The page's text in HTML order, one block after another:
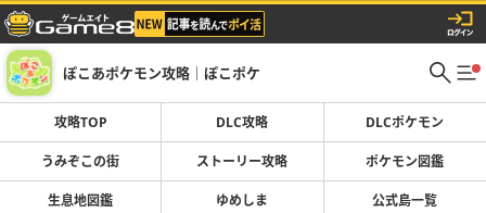
ぽこあポケモン攻略｜ぽこポケ
攻略TOP DLC攻略 DLCポケモン
うみぞこの街 ストーリー攻略 ポケモン図鑑
生息地図鑑 ゆめしま 公式島一覧